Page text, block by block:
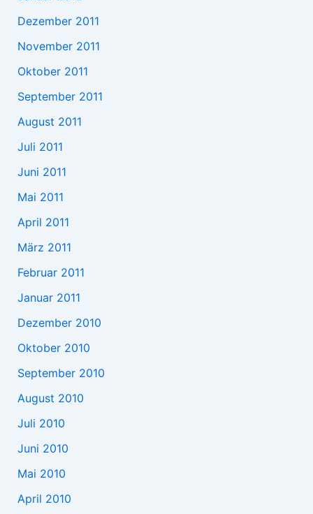
Dezember 2011
November 2011
Oktober 2011
September 2011
August 2011
Juli 2011
Juni 2011
Mai 2011
April 2011
März 2011
Februar 2011
Januar 2011
Dezember 2010
Oktober 2010
September 2010
August 2010
Juli 2010
Juni 2010
Mai 2010
April 2010